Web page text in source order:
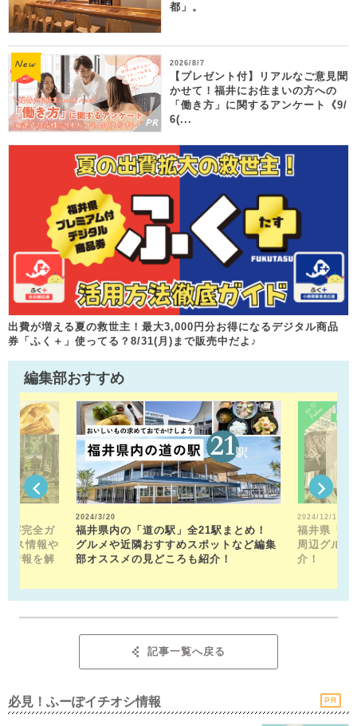
都」。
2026/8/7
【プレゼント付】リアルなご意見聞
かせて！福井にお住まいの方への
「働き方」に関するアンケート《9/
6(...
出費が増える夏の救世主！最大3,000円分お得になるデジタル商品
券「ふく＋」使ってる？8/31(月)まで販売中だよ♪
編集部おすすめ
が完全ガ
ス情報や
情報を解
2024/3/20
福井県内の「道の駅」全21駅まとめ！
グルメや近隣おすすめスポットなど編集
部オススメの見どころも紹介！
2024/12/13
福井県「福
周辺グル
介！
記事一覧へ戻る
必見！ふーぽイチオシ情報 PR